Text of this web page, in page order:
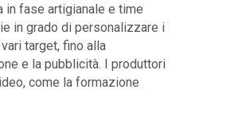
fase artigianale e time
in grado di personalizzare i
target, fino alla
e la pubblicità. I produttori
come la formazione